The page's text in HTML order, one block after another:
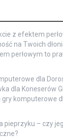
z efektem
na Twoich
perłowym to
dla
dla Koneserów
komputerowe
pieprzyku – czy